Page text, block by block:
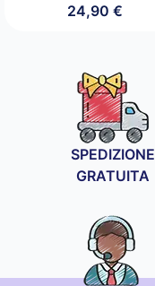
24,90€
SPEDIZIONE
GRATUITA